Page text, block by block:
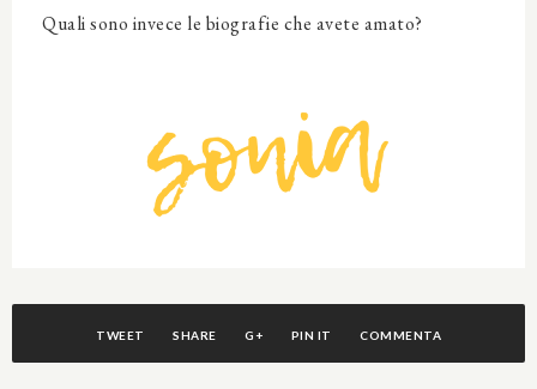
Quali sono invece le biografie che avete amato?
TWEET SHARE G+ PIN IT COMMENTA